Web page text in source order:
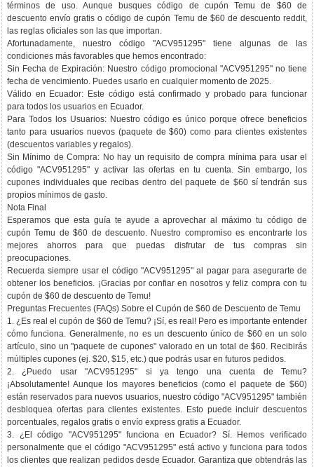
términos de uso. Aunque busques código de cupón Temu de $60 de
descuento envío gratis o código de cupón Temu de $60 de descuento reddit,
las reglas oficiales son las que importan.
Afortunadamente, nuestro código "ACV951295" tiene algunas de las
condiciones más favorables que hemos encontrado:
Sin Fecha de Expiración: Nuestro código promocional "ACV951295" no tiene
fecha de vencimiento. Puedes usarlo en cualquier momento de 2025.
Válido en Ecuador: Este código está confirmado y probado para funcionar
para todos los usuarios en Ecuador.
Para Todos los Usuarios: Nuestro código es único porque ofrece beneficios
tanto para usuarios nuevos (paquete de $60) como para clientes existentes
(descuentos variables y regalos).
Sin Mínimo de Compra: No hay un requisito de compra mínima para usar el
código "ACV951295" y activar las ofertas en tu cuenta. Sin embargo, los
cupones individuales que recibas dentro del paquete de $60 sí tendrán sus
propios mínimos de gasto.
Nota Final
Esperamos que esta guía te ayude a aprovechar al máximo tu código de
cupón Temu de $60 de descuento. Nuestro compromiso es encontrarte los
mejores ahorros para que puedas disfrutar de tus compras sin
preocupaciones.
Recuerda siempre usar el código "ACV951295" al pagar para asegurarte de
obtener los beneficios. ¡Gracias por confiar en nosotros y feliz compra con tu
cupón de $60 de descuento de Temu!
Preguntas Frecuentes (FAQs) Sobre el Cupón de $60 de Descuento de Temu
1. ¿Es real el cupón de $60 de Temu? ¡Sí, es real! Pero es importante entender
cómo funciona. Generalmente, no es un descuento único de $60 en un solo
artículo, sino un "paquete de cupones" valorado en un total de $60. Recibirás
múltiples cupones (ej. $20, $15, etc.) que podrás usar en futuros pedidos.
2. ¿Puedo usar "ACV951295" si ya tengo una cuenta de Temu?
¡Absolutamente! Aunque los mayores beneficios (como el paquete de $60)
están reservados para nuevos usuarios, nuestro código "ACV951295" también
desbloquea ofertas para clientes existentes. Esto puede incluir descuentos
porcentuales, regalos gratis o envío express gratis a Ecuador.
3. ¿El código "ACV951295" funciona en Ecuador? Sí. Hemos verificado
personalmente que el código "ACV951295" está activo y funciona para todos
los clientes que realizan pedidos desde Ecuador. Garantiza que obtendrás las